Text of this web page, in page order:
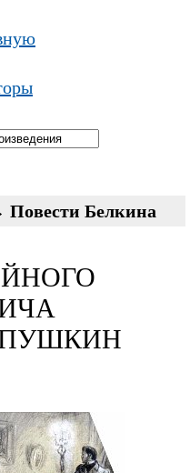
Повести Белкина
ПУШКИН